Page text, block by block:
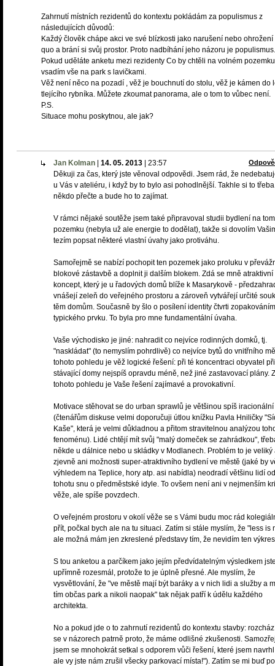
Zahrnutí místních rezidentů do kontextu pokládám za populismus z
následujících důvodů:
Každý člověk chápe akci ve své blízkosti jako narušení nebo ohrožení
quo a brání si svůj prostor. Proto nadbíhání jeho názoru je populismus.
Pokud uděláte anketu mezi rezidenty Co by chtěli na volném
vsadím vše na park s lavičkami.
Věž není něco na pozadí , věž je bouchnutí do stolu, věž je kámen do
tlejícího rybníka. Můžete zkoumat panorama, ale o tom to vůbec není.
P.S.
Situace mohu poskytnou, ale jak?
Jan Kolman 14. 05. 2013 23:57
Děkuji za čas, který jste věnoval odpovědi. Jsem rád, že
u Vás v ateliéru, i když by to bylo asi pohodlnější. Takhle si to třeba
někdo přečte a bude ho to zajímat.
V rámci nějaké soutěže jsem také připravoval studii bydlení na
pozemku (nebyla už ale energie to dodělat), takže si dovolím
tezím popsat některé vlastní úvahy jako protiváhu.
Samořejmě se nabízí pochopit ten pozemek jako proluku v
blokové zástavbě a doplnit ji dalším blokem. Zdá se mně atraktivní
koncept, který je u řadových domů blíže k Masarykově -
vnášejí zeleň do veřejného prostoru a zároveň vytvářejí určité
těm domům. Současně by šlo o posílení identity čtvrti zopakováním
typického prvku. To byla pro mne fundamentální úvaha.
Vaše východisko je jiné: nahradit co nejvíce rodinných domků, tj.
"naskládat" (to nemyslím pohrdlivě) co nejvíce bytů do vnitřního
tohoto pohledu je věž logické řešení: při té koncentraci obyvatel
stávající domy nejspíš opravdu méně, než jiné zastavovací plány. Z
tohoto pohledu je Vaše řešení zajímavé a provokativní.
Motivace stěhovat se do urban sprawlů je většinou spíš iracionální
(čtenářům diskuse velmi doporučuji útlou knížku Pavla Hniličky
Kaše", která je velmi důkladnou a přitom stravitelnou analýzou
fenoménu). Lidé chtějí mít svůj "malý domeček se zahrádkou",
někde u dálnice nebo u skládky v Modlanech. Problém to je veliký
zjevně ani možnosti super-atraktivního bydlení ve městě (jaké by
výhledem na Teplice, hory atp. asi nabídla) neodradí většinu lidí od
tohotu snu o předměstské idyle. To ovšem není ani v nejmenším
věže, ale spíše povzdech.
O veřejném prostoru v okolí věže se s Vámi budu moc rád
přít, počkal bych ale na tu situaci. Zatím si stále myslím, že "less is
ale možná mám jen zkreslené představy tím, že nevidím ten
S tou anketou a parčíkem jako jejím předvídatelným výsledkem
upřímně rozesmál, protože to je úplně přesné. Ale myslím, že
vysvětlování, že "ve městě mají být baráky a v nich lidi a služby a
tím občas park a nikoli naopak" tak nějak patří k údělu každého
architekta.
No a pokud jde o to zahrnutí rezidentů do kontextu stavby:
se v názorech patrně proto, že máme odlišné zkušenosti.
jsem se mnohokrát setkal s odporem vůči řešení, které jsem
ale vy jste nám zrušil všecky parkovací místa!"). Zatím se mi buď